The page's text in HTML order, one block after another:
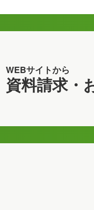
WEBサイトから
資料請求・